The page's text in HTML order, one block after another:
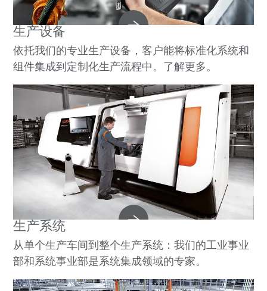
生产设备
依托我们的专业生产设备，客户能将标准化系统和
组件集成到定制化生产流程中。了解更多。
生产系统
从单个生产车间到整个生产系统：我们的工业事业
部和系统事业部是系统集成领域的专家。